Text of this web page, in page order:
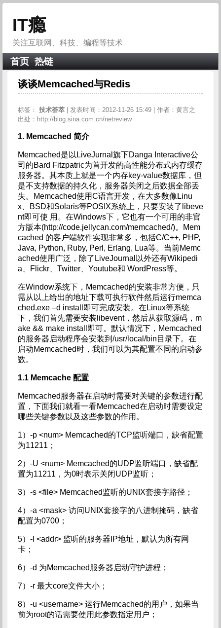
IT瘾
关注互联网、科技、编程等技术
首页 热链
谈谈Memcached与Redis
标签： 技术荟萃
| 发表时间：2012-11-26 15:49 | 作者：黄言之
出处：http://blog.sina.com.cn/netreview
1. Memcached 简介
Memcached是以LiveJurnal旗下Danga Interactive公
司的Bard Fitzpatric为首开发的高性能分布式内存缓存
服务器。其本质上就是一个内存key-value数据库，但
是不支持数据的持久化，服务器关闭之后数据全部丢
失。Memcached使用C语言开发，在大多数像Linu
x、BSD和Solaris等POSIX系统上，只要安装了libeve
nt即可使 用。在Windows下，它也有一个可用的非官
方版本(http://code.jellycan.com/memcached/)。Mem
cached 的客户端软件实现非常多，包括C/C++, PHP,
Java, Python, Ruby, Perl, Erlang, Lua等。当前Memc
ached使用广泛，除了LiveJournal以外还有Wikipedi
a、Flickr、Twitter、Youtube和 WordPress等。
在Window系统下，Memcached的安装非常方便，只
需从以上给出的地址下载可执行软件然后运行memca
ched.exe –d install即可完成安装。在Linux等系统
下，我们首先需要安装libevent，然后从获取源码，m
ake && make install即可。默认情况下，Memcached
的服务器启动程序会安装到/usr/local/bin目录下。在
启动Memcached时，我们可以为其配置不同的启动参
数。
1.1 Memcache 配置
Memcached服务器在启动时需要对关键的参数进行配
置，下面我们就看一看Memcached在启动时需要设定
哪些关键参数以及这些参数的作用。
1）-p <num> Memcached的TCP监听端口，缺省配置
为11211；
2）-U <num> Memcached的UDP监听端口，缺省配
置为11211，为0时表示关闭UDP监听；
3）-s <file> Memcached监听的UNIX套接字路径；
4）-a <mask> 访问UNIX套接字的八进制掩码，缺省
配置为0700；
5）-l <addr> 监听的服务器IP地址，默认为所有网
卡；
6）-d 为Memcached服务器启动守护进程；
7）-r 最大core文件大小；
8）-u <username> 运行Memcached的用户，如果当
前为root的话需要使用此参数指定用户；